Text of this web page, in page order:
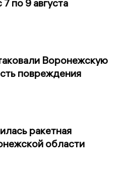
по 9 августа
Воронежскую
повреждения
ракетная
области